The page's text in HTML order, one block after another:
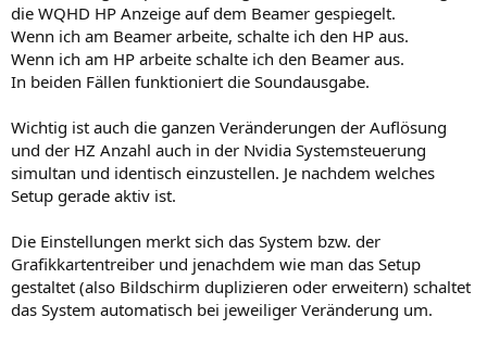
die WQHD HP Anzeige auf dem Beamer gespiegelt.
Wenn ich am Beamer arbeite, schalte ich den HP aus.
Wenn ich am HP arbeite schalte ich den Beamer aus.
In beiden Fällen funktioniert die Soundausgabe.
Wichtig ist auch die ganzen Veränderungen der Auflösung
und der HZ Anzahl auch in der Nvidia Systemsteuerung
simultan und identisch einzustellen. Je nachdem welches
Setup gerade aktiv ist.
Die Einstellungen merkt sich das System bzw. der
Grafikkartentreiber und jenachdem wie man das Setup
gestaltet (also Bildschirm duplizieren oder erweitern) schaltet
das System automatisch bei jeweiliger Veränderung um.